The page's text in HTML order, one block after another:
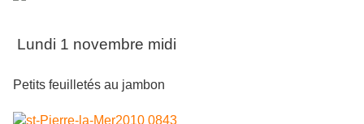
Lundi 1 novembre midi
Petits feuilletés au jambon